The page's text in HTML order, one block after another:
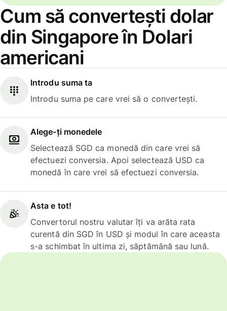
Cum să convertești dolar
din Singapore în Dolari
americani
Introdu suma ta
Introdu suma pe care vrei să o convertești.
Alege-ți monedele
Selectează SGD ca monedă din care vrei să
efectuezi conversia. Apoi selectează USD ca
monedă în care vrei să efectuezi conversia.
Asta e tot!
Convertorul nostru valutar îți va arăta rata
curentă din SGD în USD și modul în care aceasta
s-a schimbat în ultima zi, săptămână sau lună.